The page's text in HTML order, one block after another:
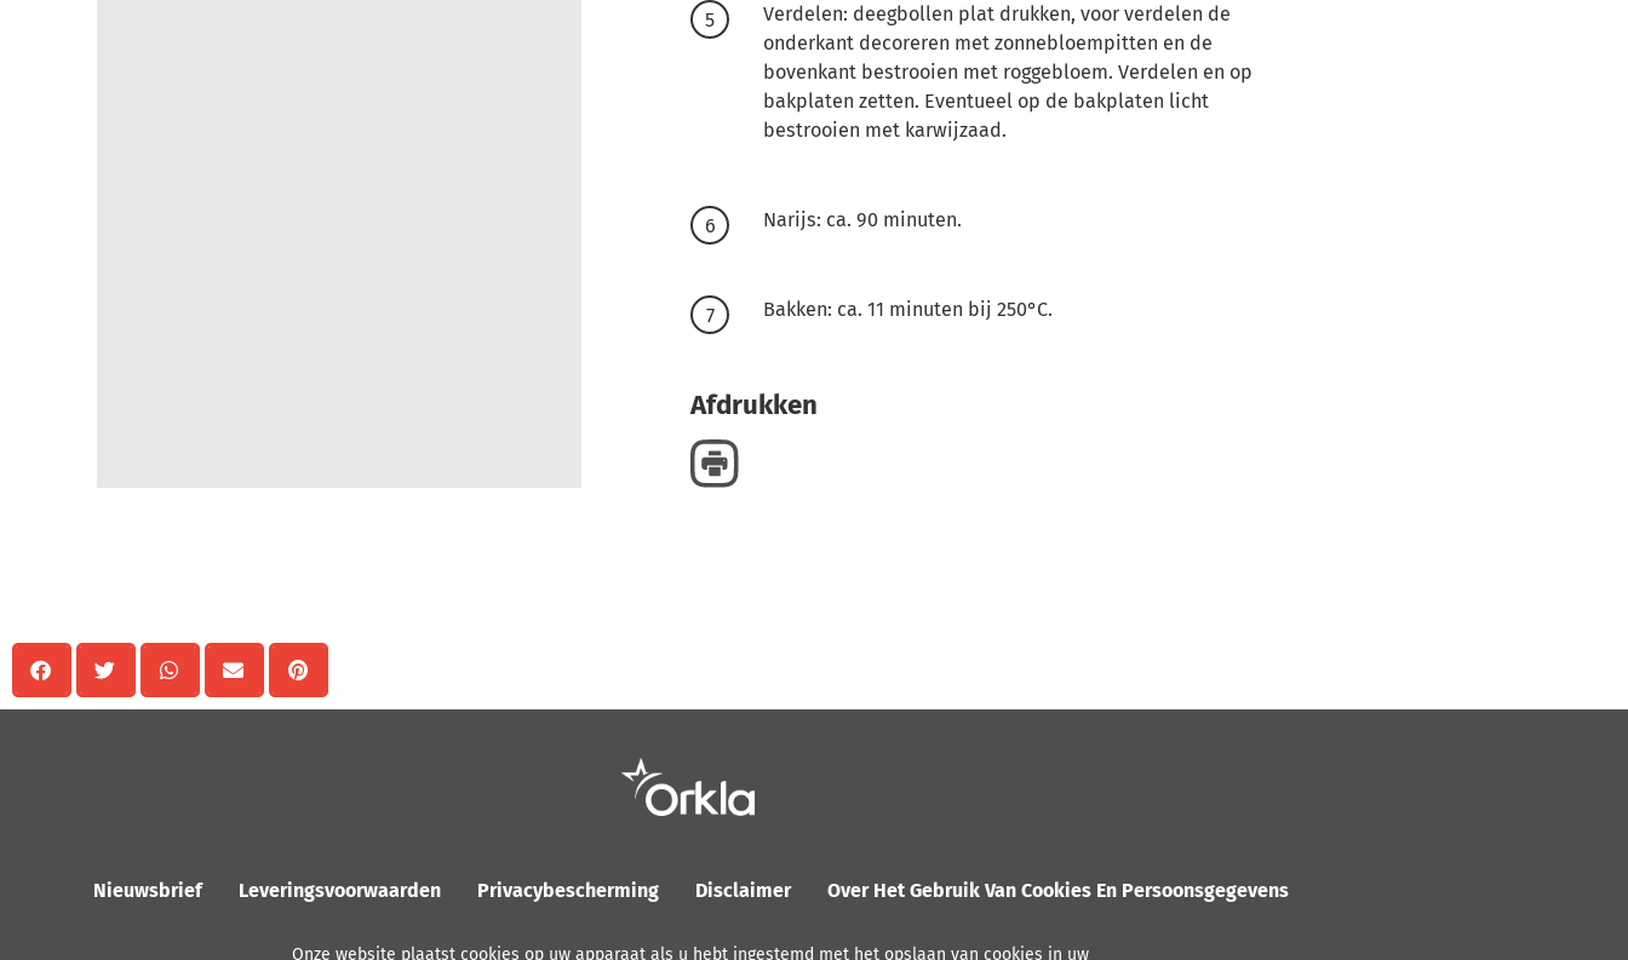
Verdelen: deegbollen plat drukken, voor verdelen de
onderkant decoreren met zonnebloempitten en de
bovenkant bestrooien met roggebloem. Verdelen en op
bakplaten zetten. Eventueel op de bakplaten licht
bestrooien met karwijzaad.
Narijs: ca. 90 minuten.
Bakken: ca. 11 minuten bij 250°C.
Afdrukken
Nieuwsbrief Leveringsvoorwaarden Privacybescherming Disclaimer Over Het Gebruik Van Cookies En Persoonsgegevens
Onze website plaatst cookies op uw apparaat als u hebt ingestemd met het opslaan van cookies in uw